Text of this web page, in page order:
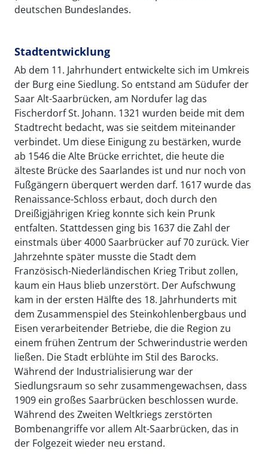
deutschen Bundeslandes.
Stadtentwicklung
Ab dem 11. Jahrhundert entwickelte sich im Umkreis
der Burg eine Siedlung. So entstand am Südufer der
Saar Alt-Saarbrücken, am Nordufer lag das
Fischerdorf St. Johann. 1321 wurden beide mit dem
Stadtrecht bedacht, was sie seitdem miteinander
verbindet. Um diese Einigung zu bestärken, wurde
ab 1546 die Alte Brücke errichtet, die heute die
älteste Brücke des Saarlandes ist und nur noch von
Fußgängern überquert werden darf. 1617 wurde das
Renaissance-Schloss erbaut, doch durch den
Dreißigjährigen Krieg konnte sich kein Prunk
entfalten. Stattdessen ging bis 1637 die Zahl der
einstmals über 4000 Saarbrücker auf 70 zurück. Vier
Jahrzehnte später musste die Stadt dem
Französisch-Niederländischen Krieg Tribut zollen,
kaum ein Haus blieb unzerstört. Der Aufschwung
kam in der ersten Hälfte des 18. Jahrhunderts mit
dem Zusammenspiel des Steinkohlenbergbaus und
Eisen verarbeitender Betriebe, die die Region zu
einem frühen Zentrum der Schwerindustrie werden
ließen. Die Stadt erblühte im Stil des Barocks.
Während der Industrialisierung war der
Siedlungsraum so sehr zusammengewachsen, dass
1909 ein großes Saarbrücken beschlossen wurde.
Während des Zweiten Weltkriegs zerstörten
Bombenangriffe vor allem Alt-Saarbrücken, das in
der Folgezeit wieder neu erstand.